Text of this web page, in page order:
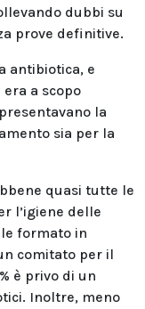
dubbi su
prove definitive.
antibiotica, e
a scopo
la
sia per la
quasi tutte le
l’igiene delle
formato in
comitato per il
è privo di un
Inoltre, meno